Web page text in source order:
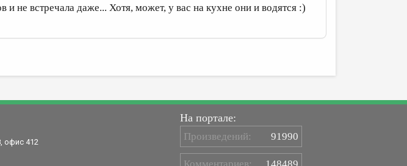
и не встречала даже... Хотя, может, у вас на кухне они и водятся :)
офис 412
На портале:
Произведений: 91990